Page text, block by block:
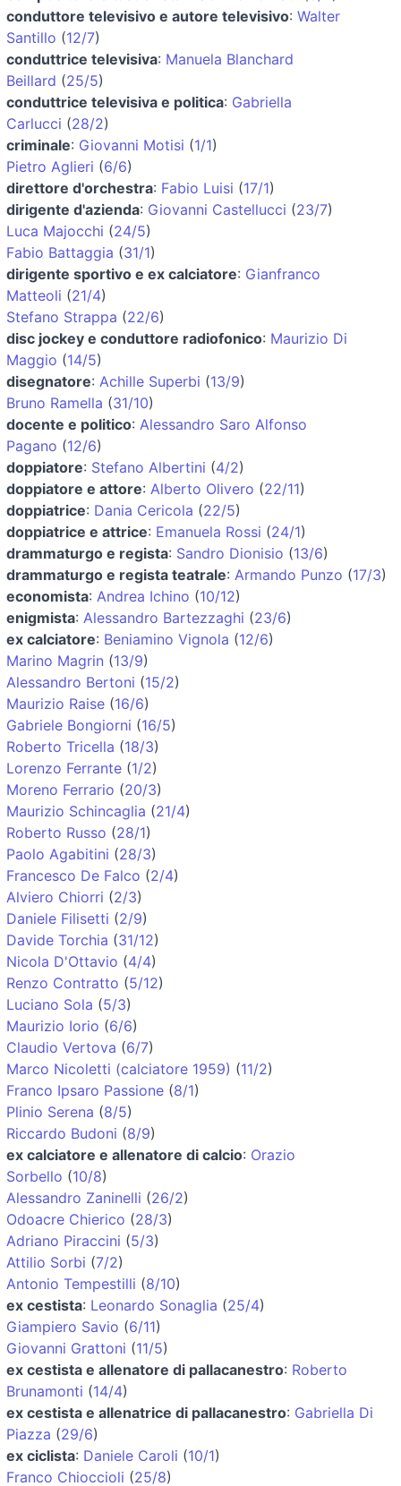
conduttore televisivo e autore televisivo: Walter
Santillo (12/7)
conduttrice televisiva: Manuela Blanchard
Beillard (25/5)
conduttrice televisiva e politica: Gabriella
Carlucci (28/2)
criminale: Giovanni Motisi (1/1)
Pietro Aglieri (6/6)
direttore d'orchestra: Fabio Luisi (17/1)
dirigente d'azienda: Giovanni Castellucci (23/7)
Luca Majocchi (24/5)
Fabio Battaggia (31/1)
dirigente sportivo e ex calciatore: Gianfranco
Matteoli (21/4)
Stefano Strappa (22/6)
disc jockey e conduttore radiofonico: Maurizio Di
Maggio (14/5)
disegnatore: Achille Superbi (13/9)
Bruno Ramella (31/10)
docente e politico: Alessandro Saro Alfonso
Pagano (12/6)
doppiatore: Stefano Albertini (4/2)
doppiatore e attore: Alberto Olivero (22/11)
doppiatrice: Dania Cericola (22/5)
doppiatrice e attrice: Emanuela Rossi (24/1)
drammaturgo e regista: Sandro Dionisio (13/6)
drammaturgo e regista teatrale: Armando Punzo (17/3)
economista: Andrea Ichino (10/12)
enigmista: Alessandro Bartezzaghi (23/6)
ex calciatore: Beniamino Vignola (12/6)
Marino Magrin (13/9)
Alessandro Bertoni (15/2)
Maurizio Raise (16/6)
Gabriele Bongiorni (16/5)
Roberto Tricella (18/3)
Lorenzo Ferrante (1/2)
Moreno Ferrario (20/3)
Maurizio Schincaglia (21/4)
Roberto Russo (28/1)
Paolo Agabitini (28/3)
Francesco De Falco (2/4)
Alviero Chiorri (2/3)
Daniele Filisetti (2/9)
Davide Torchia (31/12)
Nicola D'Ottavio (4/4)
Renzo Contratto (5/12)
Luciano Sola (5/3)
Maurizio Iorio (6/6)
Claudio Vertova (6/7)
Marco Nicoletti (calciatore 1959) (11/2)
Franco Ipsaro Passione (8/1)
Plinio Serena (8/5)
Riccardo Budoni (8/9)
ex calciatore e allenatore di calcio: Orazio
Sorbello (10/8)
Alessandro Zaninelli (26/2)
Odoacre Chierico (28/3)
Adriano Piraccini (5/3)
Attilio Sorbi (7/2)
Antonio Tempestilli (8/10)
ex cestista: Leonardo Sonaglia (25/4)
Giampiero Savio (6/11)
Giovanni Grattoni (11/5)
ex cestista e allenatore di pallacanestro: Roberto
Brunamonti (14/4)
ex cestista e allenatrice di pallacanestro: Gabriella Di
Piazza (29/6)
ex ciclista: Daniele Caroli (10/1)
Franco Chioccioli (25/8)